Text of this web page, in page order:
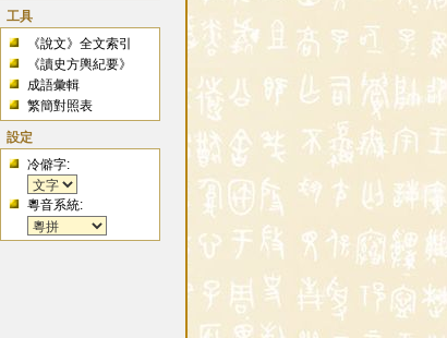
工具
《說文》全文索引
《讀史方輿紀要》
成語彙輯
繁簡對照表
設定
冷僻字:
粵音系統: